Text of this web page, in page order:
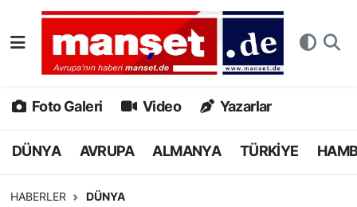
Foto Galeri Video Yazarlar
DÜNYA AVRUPA ALMANYA TÜRKİYE
HABERLER DÜNYA
DÜNYA
AVRUPA
ALMANYA
Nöbetçi Eczaneler
Hava Durumu
Namaz Vakitleri